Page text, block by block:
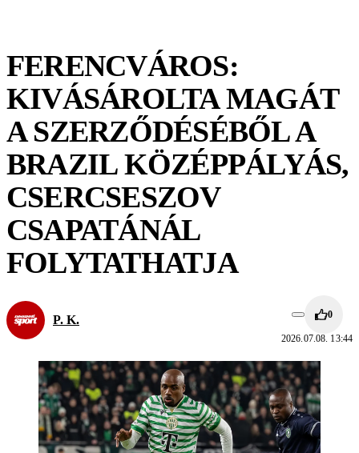
FERENCVÁROS:
KIVÁSÁROLTA MAGÁT
A SZERZŐDÉSÉBŐL A
BRAZIL KÖZÉPPÁLYÁS,
CSERCSESZOV
CSAPATÁNÁL
FOLYTATHATJA
P. K. 0
2026.07.08. 13:44